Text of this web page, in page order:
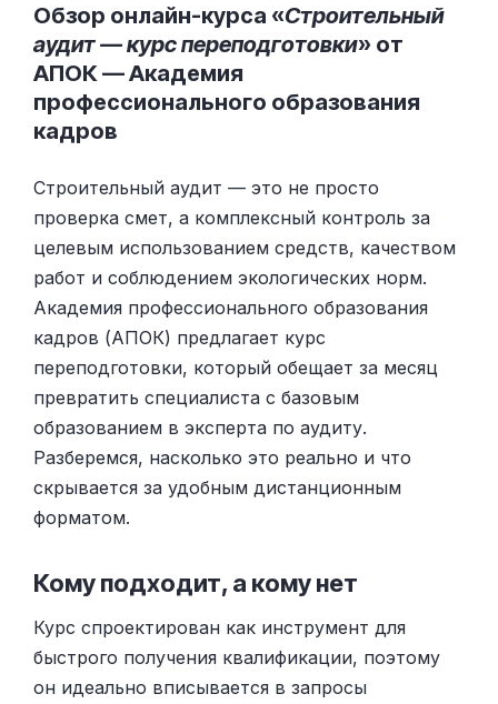
Обзор онлайн-курса «Строительный
аудит — курс переподготовки» от
АПОК — Академия
профессионального образования
кадров
Строительный аудит — это не просто
проверка смет, а комплексный контроль за
целевым использованием средств, качеством
работ и соблюдением экологических норм.
Академия профессионального образования
кадров (АПОК) предлагает курс
переподготовки, который обещает за месяц
превратить специалиста с базовым
образованием в эксперта по аудиту.
Разберемся, насколько это реально и что
скрывается за удобным дистанционным
форматом.
Кому подходит, а кому нет
Курс спроектирован как инструмент для
быстрого получения квалификации, поэтому
он идеально вписывается в запросы